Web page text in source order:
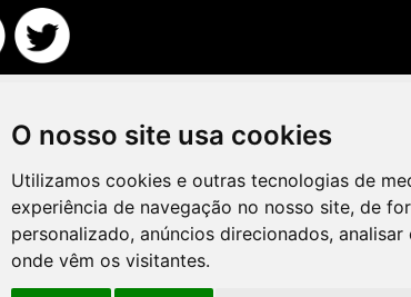
O nosso site usa cookies
Utilizamos cookies e outras tecnologias de
experiência de navegação no nosso site, de
personalizado, anúncios direcionados,
onde vêm os visitantes.
2026, Irradie
Ongs Brasil